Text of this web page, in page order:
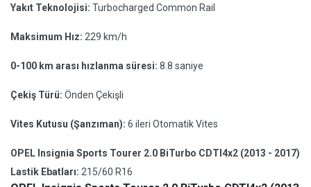
Yakıt Teknolojisi: Turbocharged Common Rail
Maksimum Hız: 229 km/h
0-100 km arası hızlanma süresi: 8.8 saniye
Çekiş Türü: Önden Çekişli
Vites Kutusu (Şanzıman): 6 ileri Otomatik Vites
OPEL Insignia Sports Tourer 2.0 BiTurbo CDTI4x2 (2013 - 2017)
Lastik Ebatları: 215/60 R16